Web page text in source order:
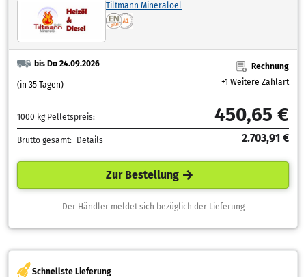
Tiltmann Mineraloel
bis Do 24.09.2026
(in 35 Tagen)
Rechnung
+1 Weitere Zahlart
1000 kg Pelletspreis: 450,65 €
Brutto gesamt: Details 2.703,91 €
Zur Bestellung
Der Händler meldet sich bezüglich der Lieferung
Schnellste Lieferung